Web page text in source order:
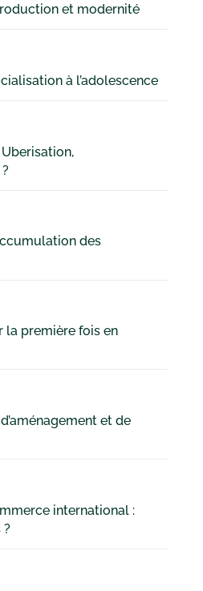
et modernité
à l’adolescence
des
la première fois en
et de
international :